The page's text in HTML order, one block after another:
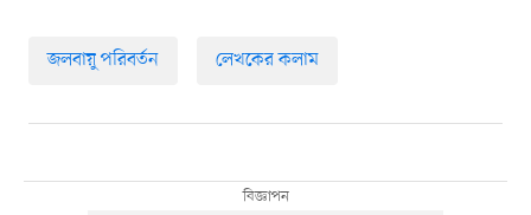
জলবায়ু পরিবর্তন লেখকের কলাম